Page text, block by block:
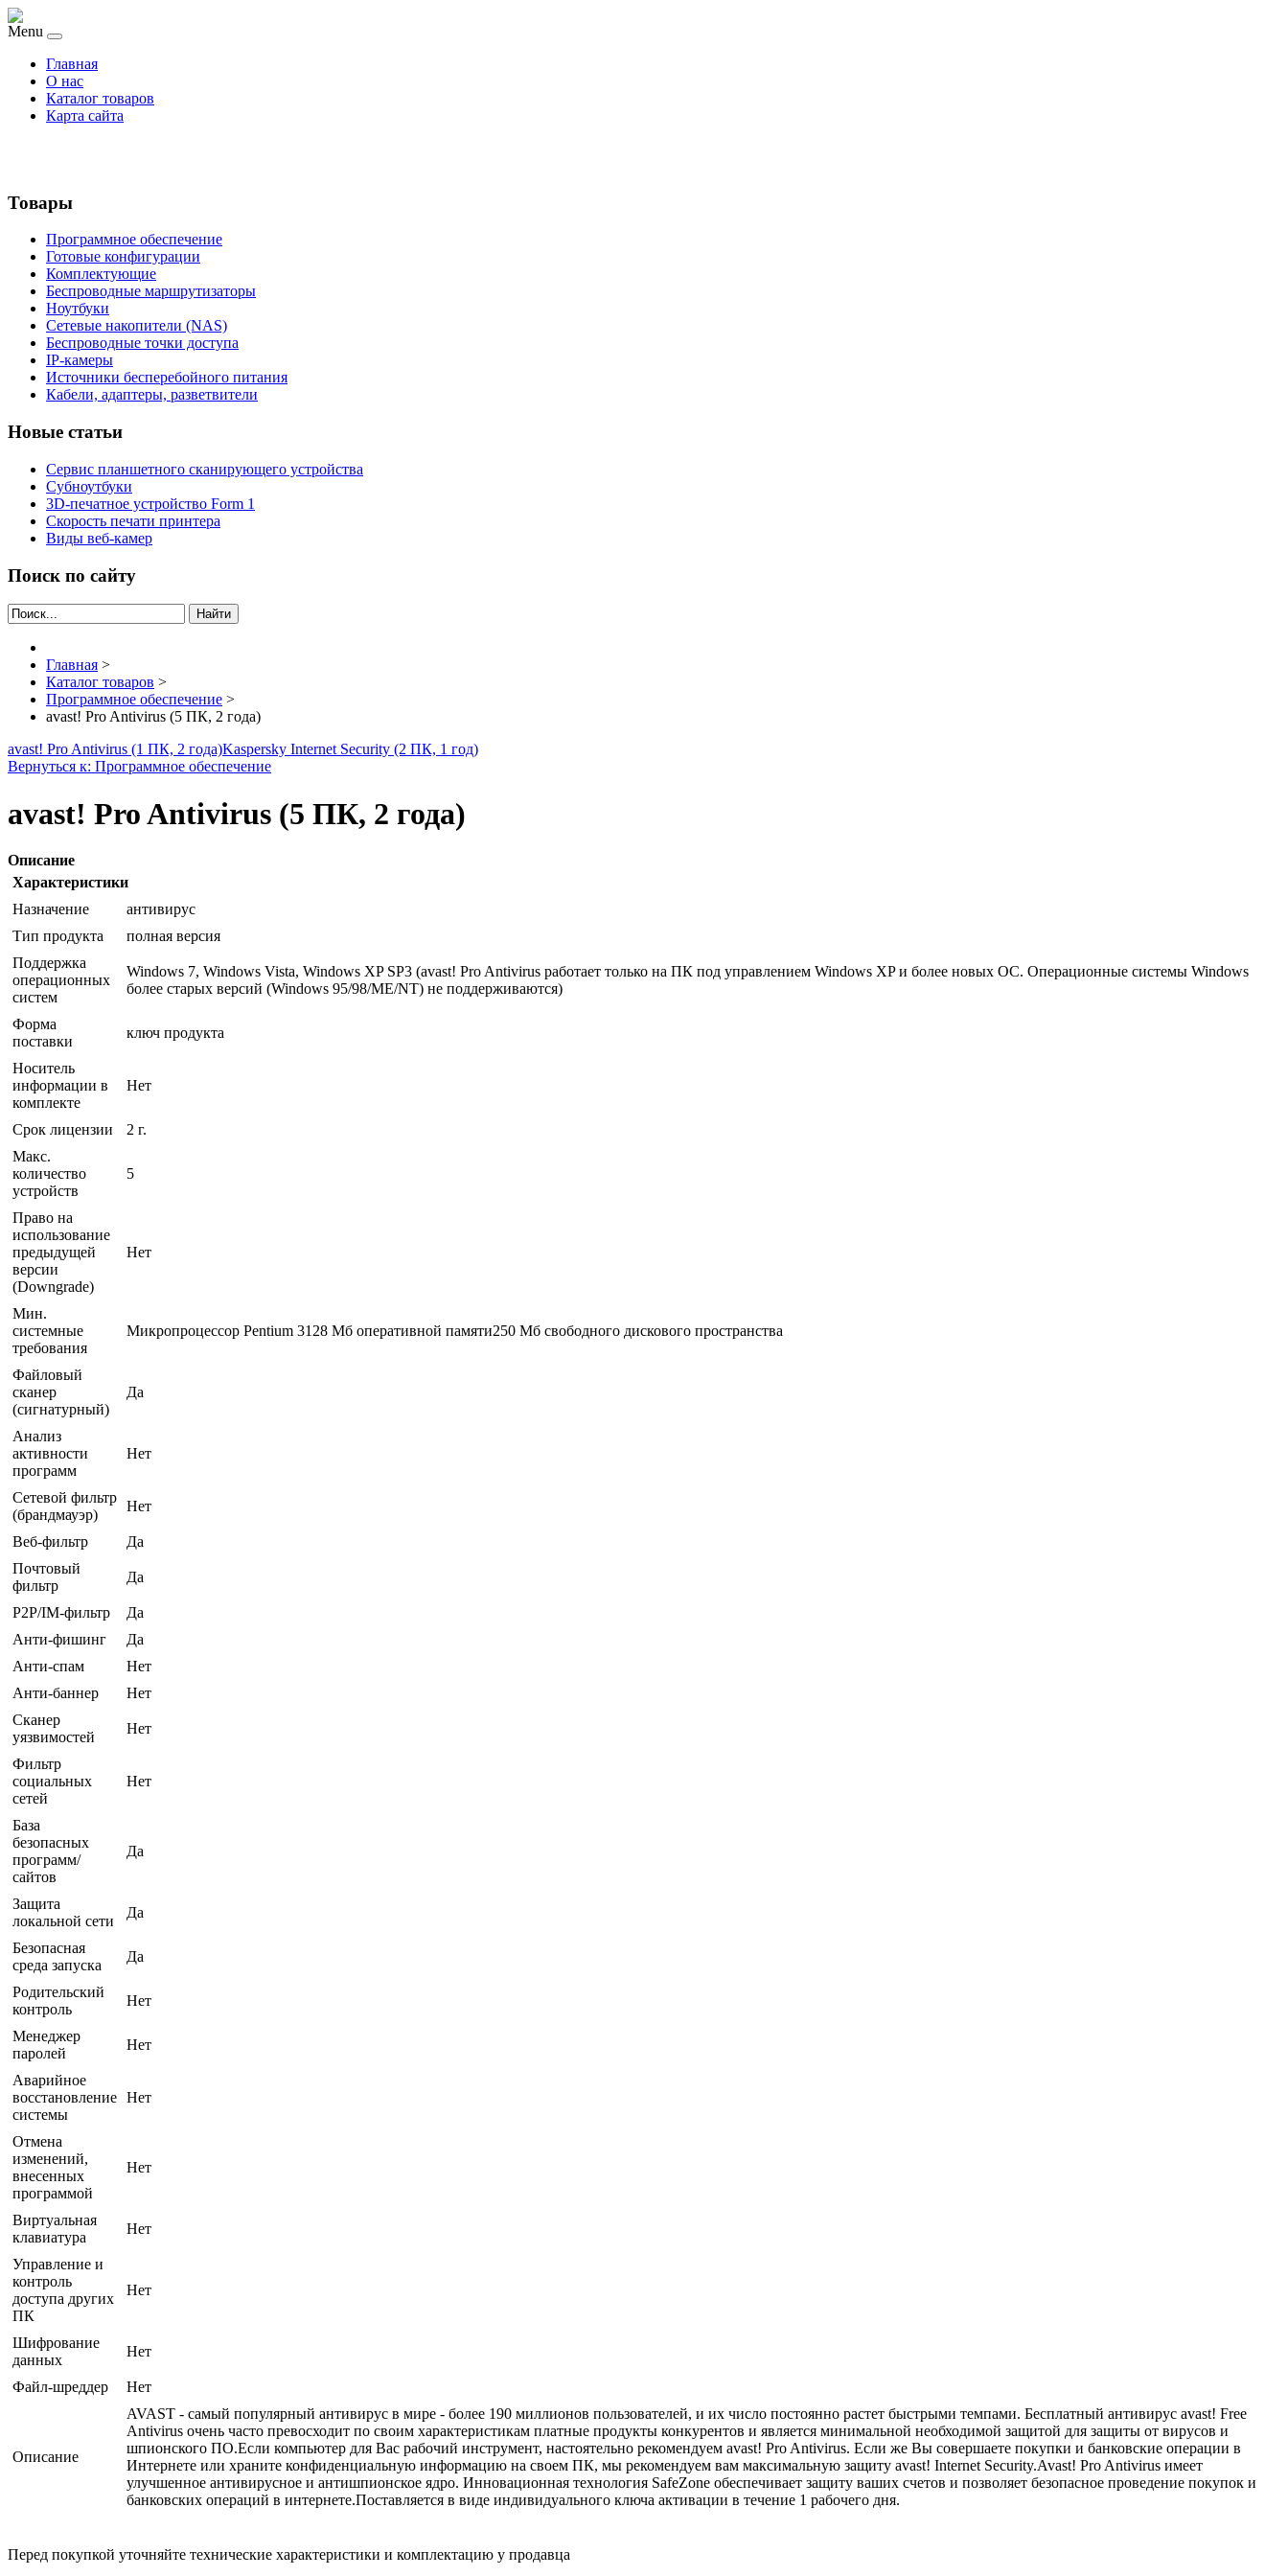
Menu
Главная
О нас
Каталог товаров
Карта сайта
Товары
Программное обеспечение
Готовые конфигурации
Комплектующие
Беспроводные маршрутизаторы
Ноутбуки
Сетевые накопители (NAS)
Беспроводные точки доступа
IP-камеры
Источники бесперебойного питания
Кабели, адаптеры, разветвители
Новые статьи
Сервис планшетного сканирующего устройства
Субноутбуки
3D-печатное устройство Form 1
Скорость печати принтера
Виды веб-камер
Поиск по сайту
Найти
Главная >
Каталог товаров >
Программное обеспечение >
avast! Pro Antivirus (5 ПК, 2 года)
avast! Pro Antivirus (1 ПК, 2 года)Kaspersky Internet Security (2 ПК, 1 год)
Вернуться к: Программное обеспечение
avast! Pro Antivirus (5 ПК, 2 года)
Описание
Характеристики
Назначение
антивирус
Тип продукта
полная версия
Поддержка
операционных
систем
Windows 7, Windows Vista, Windows XP SP3 (avast! Pro Antivirus работает только на ПК под управлением Windows XP и более новых ОС. Операционные системы Windows
более старых версий (Windows 95/98/ME/NT) не поддерживаются)
Форма
поставки
ключ продукта
Носитель
информации в
комплекте
Нет
Срок лицензии
2 г.
Макс.
количество
устройств
5
Право на
использование
предыдущей
версии
(Downgrade)
Нет
Мин.
системные
требования
Микропроцессор Pentium 3128 Мб оперативной памяти250 Мб свободного дискового пространства
Файловый
сканер
(сигнатурный)
Да
Анализ
активности
программ
Нет
Сетевой фильтр
(брандмауэр)
Нет
Веб-фильтр
Да
Почтовый
фильтр
Да
P2P/IM-фильтр
Да
Анти-фишинг
Да
Анти-спам
Нет
Анти-баннер
Нет
Сканер
уязвимостей
Нет
Фильтр
социальных
сетей
Нет
База
безопасных
программ/
сайтов
Да
Защита
локальной сети
Да
Безопасная
среда запуска
Да
Родительский
контроль
Нет
Менеджер
паролей
Нет
Аварийное
восстановление
системы
Нет
Отмена
изменений,
внесенных
программой
Нет
Виртуальная
клавиатура
Нет
Управление и
контроль
доступа других
ПК
Нет
Шифрование
данных
Нет
Файл-шреддер Нет
Описание
AVAST - самый популярный антивирус в мире - более 190 миллионов пользователей, и их число постоянно растет быстрыми темпами. Бесплатный антивирус avast! Free
Antivirus очень часто превосходит по своим характеристикам платные продукты конкурентов и является минимальной необходимой защитой для защиты от вирусов и
шпионского ПО.Если компьютер для Вас рабочий инструмент, настоятельно рекомендуем avast! Pro Antivirus. Если же Вы совершаете покупки и банковские операции в
Интернете или храните конфиденциальную информацию на своем ПК, мы рекомендуем вам максимальную защиту avast! Internet Security.Avast! Pro Antivirus имеет
улучшенное антивирусное и антишпионское ядро. Инновационная технология SafeZone обеспечивает защиту ваших счетов и позволяет безопасное проведение покупок и
банковских операций в интернете.Поставляется в виде индивидуального ключа активации в течение 1 рабочего дня.
Перед покупкой уточняйте технические характеристики и комплектацию у продавца